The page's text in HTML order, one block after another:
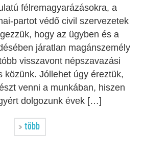
félremagyarázásokra, a
partot védő civil szervezetek
hogy az ügyben és a
járatlan magánszemély
visszavont népszavazási
közünk. Jóllehet úgy éreztük,
venni a munkában, hiszen
dolgozunk évek […]
több